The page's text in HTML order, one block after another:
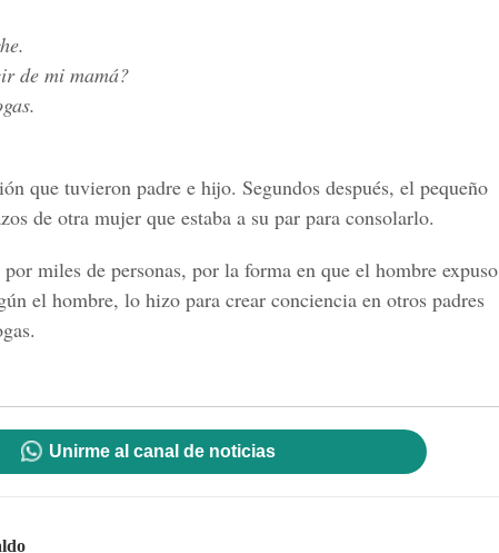
de mi mamá?
que tuvieron padre e hijo. Segundos después, el pequeño
de otra mujer que estaba a su par para consolarlo.
miles de personas, por la forma en que el hombre expuso
el hombre, lo hizo para crear conciencia en otros padres
Unirme al canal de noticias